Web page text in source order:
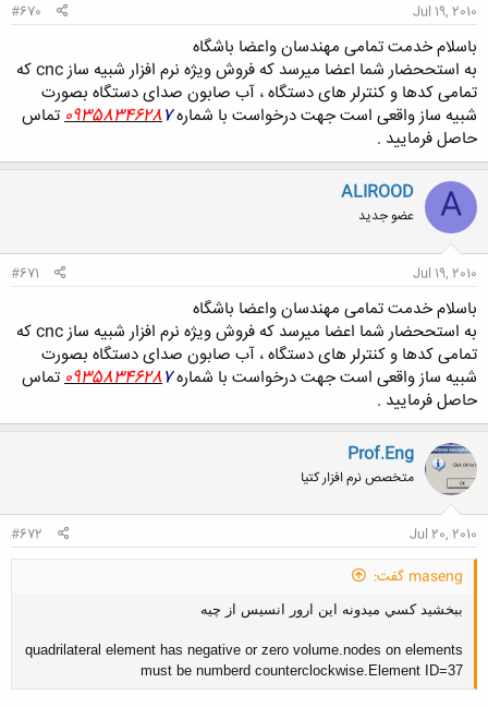
Jul 19, 2010
#670
باسلام خدمت تمامی مهندسان واعضا باشگاه
به استححضار شما اعضا میرسد که فروش ویژه نرم افزار شبیه ساز cnc که
تمامی کدها و کنترلر های دستگاه ، آب صابون صدای دستگاه بصورت
شبیه ساز واقعی است جهت درخواست با شماره 09358346287
تماس
حاصل فرمایید .
A
ALIROOD
عضو جدید
Jul 19, 2010
#671
باسلام خدمت تمامی مهندسان واعضا باشگاه
به استححضار شما اعضا میرسد که فروش ویژه نرم افزار شبیه ساز cnc که
تمامی کدها و کنترلر های دستگاه ، آب صابون صدای دستگاه بصورت
شبیه ساز واقعی است جهت درخواست با شماره 09358346287
تماس
حاصل فرمایید .
Prof.Eng
متخصص نرم افزار کتیا
Jul 20, 2010
#672
maseng گفت:
ببخشيد كسي ميدونه اين ارور انسيس از چيه
quadrilateral element has negative or zero volume.nodes on elements
must be numberd counterclockwise.Element ID=37